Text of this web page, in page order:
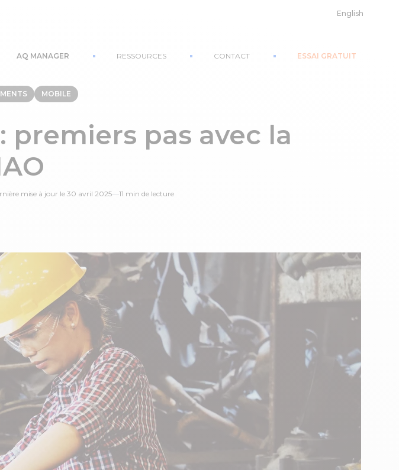
English
AQ MANAGER RESSOURCES CONTACT ESSAI GRATUIT
MOBILE
pas avec la
mise à jour le 30 avril 2025—11 min de lecture